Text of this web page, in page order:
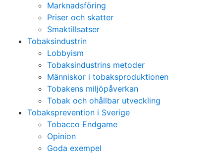
Marknadsföring
Priser och skatter
Smaktillsatser
Tobaksindustrin
Lobbyism
Tobaksindustrins metoder
Människor i tobaksproduktionen
Tobakens miljöpåverkan
Tobak och ohållbar utveckling
Tobaksprevention i Sverige
Tobacco Endgame
Opinion
Goda exempel